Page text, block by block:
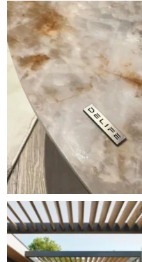
DELIFE – Nábytek,
Styl, odolnost a